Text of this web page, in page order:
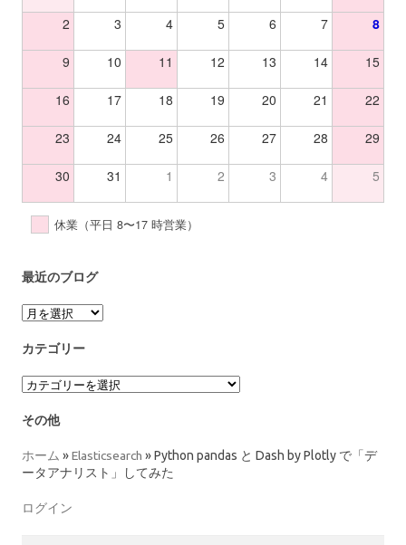
2 3 4 5 6 7 8
9 10 11 12 13 14 15
16 17 18 19 20 21 22
23 24 25 26 27 28 29
30 31 1 2 3 4 5
休業（平日 8〜17 時営業）
最近のブログ
ア
カ
ブ
カテゴリー
カ
ゴ
ー
その他
ホーム »Elasticsearch »Python pandas と Dash by Plotly で「デ
ータアナリスト」してみた
ログイン